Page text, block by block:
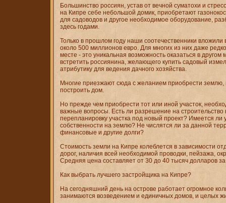
Большинство россиян, устав от вечной суматохи и
на Кипре себе небольшой домик, приобретают
для садоводов и другое необходимое оборудование,
здесь годами.
Только в прошлом году наши соотечественники вложили
около 500 миллионов евро. Для многих из них даже
месте - это уникальная возможность оказаться в
встретить россиянина, желающего купить садовый
атрибутику для ведения дачного хозяйства.
Многие приезжают сюда с желанием приобрести землю,
построить дом.
Но прежде чем приобрести тот или иной участок,
важные вопросы. Есть ли разрешение на строительство
перепланировку участка под новый проект? Имеется ли
собственности на землю? Не числятся ли за данной
финансовые и другие долги?
Стоимость земли на Кипре колеблется в зависимости
дорог, наличия всей необходимой проводки, пейзажа,
Средняя цена составляет от 30 до 40 тысяч долларов за
Как выбрать лучшего застройщика на Кипре?
На сегодняшний день на острове работает огромное
занимаются возведением и единичных домов, и целых